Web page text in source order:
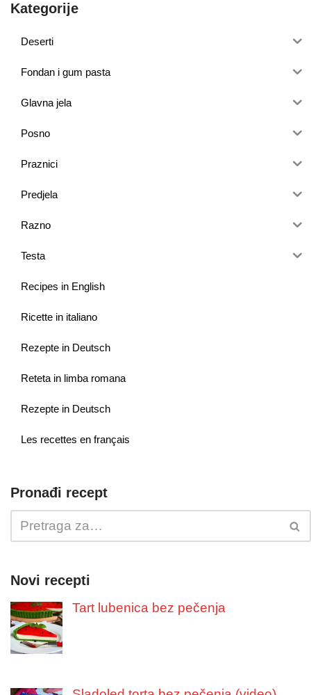
Kategorije
Deserti
Fondan i gum pasta
Glavna jela
Posno
Praznici
Predjela
Razno
Testa
Recipes in English
Ricette in italiano
Rezepte in Deutsch
Reteta in limba romana
Rezepte in Deutsch
Les recettes en français
Pronađi recept
Novi recepti
Tart lubenica bez pečenja